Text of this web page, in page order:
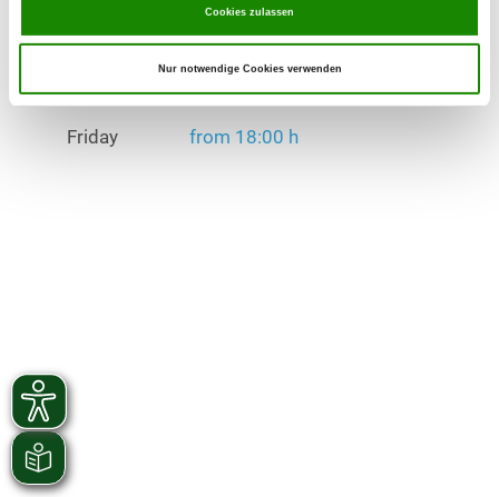
Cookies zulassen
Nur notwendige Cookies verwenden
from 18:00 h
Exercise times in winter:
Tuesday from 18:00 h
Friday from 18:00 h